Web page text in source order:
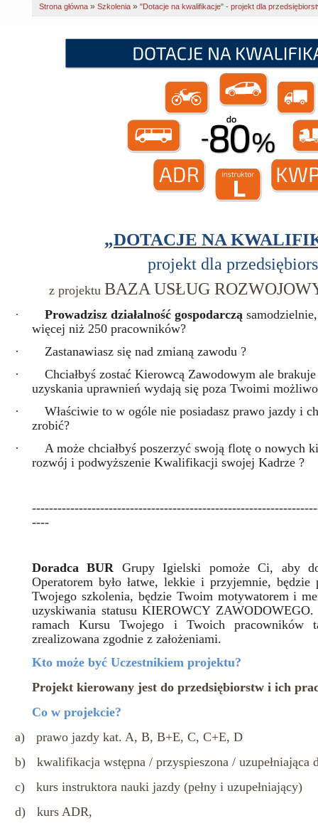
Strona główna » Szkolenia » "Dotacje na kwalifikacje" - projekt dla
„DOTACJE NA
projekt dla
z projektu BAZA USŁUG
· Prowadzisz działalność gospodarczą
więcej niż 250 pracowników?
·
Zastanawiasz się nad zmianą zawodu ?
·
Chciałbyś zostać Kierowcą Zawodowym ale
uzyskania uprawnień wydają się poza Twoimi
·
Właściwie to w ogóle nie posiadasz prawo jazdy i
zrobić?
·
A może chciałbyś poszerzyć swoją flotę o nowych
rozwój i podwyższenie Kwalifikacji swojej Kadrze ?
----
Doradca BUR Grupy Igielski pomoże Ci, aby
Operatorem było łatwe, lekkie i przyjemnie,
Twojego szkolenia, będzie Twoim motywatorem i
uzyskiwania statusu KIEROWCY ZAWODOWEGO.
ramach Kursu Twojego i Twoich pracowników
zrealizowana zgodnie z założeniami.
Kto może być Uczestnikiem projektu?
Projekt kierowany jest do przedsiębiorstw i ich
Co w projekcie?
a)
prawo jazdy kat. A, B, B+E, C, C+E, D
b)
kwalifikacja wstępna / przyspieszona / uzupełniająca
c)
kurs instruktora nauki jazdy (pełny i uzupełniający)
d)
kurs ADR,